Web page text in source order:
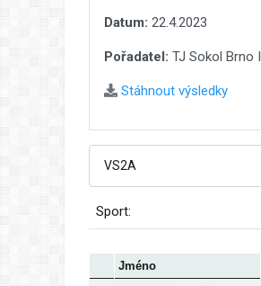
Datum: 22.4.2023
Pořadatel: TJ Sokol Brno I
Stáhnout výsledky
Sport:
Jméno